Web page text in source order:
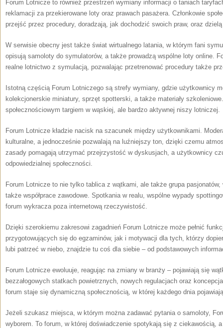
Forum Lotnicze to również przestrzeń wymiany informacji o taniach
reklamacji za przekierowane loty oraz prawach pasażera. Członkowie
przejść przez procedury, doradzają, jak dochodzić swoich praw, oraz
W serwisie obecny jest także świat wirtualnego latania, w którym fani
opisują samoloty do symulatorów, a także prowadzą wspólne loty online.
realne lotnictwo z symulacją, pozwalając przetrenować procedury także
Istotną częścią Forum Lotniczego są strefy wymiany, gdzie użytkownicy
kolekcjonerskie miniatury, sprzęt spotterski, a także materiały
społecznościowym targiem w wąskiej, ale bardzo aktywnej niszy lotniczej.
Forum Lotnicze kładzie nacisk na szacunek między użytkownikami.
kulturalne, a jednocześnie pozwalają na luźniejszy ton, dzięki czemu
zasady pomagają utrzymać przejrzystość w dyskusjach, a użytkownicy
odpowiedzialnej społeczności.
Forum Lotnicze to nie tylko tablica z wątkami, ale także grupa
także współprace zawodowe. Spotkania w realu, wspólne wypady
forum wykracza poza internetową rzeczywistość.
Dzięki szerokiemu zakresowi zagadnień Forum Lotnicze może pełnić
przygotowujących się do egzaminów, jak i motywacji dla tych, którzy
lubi patrzeć w niebo, znajdzie tu coś dla siebie – od podstawowych
Forum Lotnicze ewoluuje, reagując na zmiany w branży – pojawiają się
bezzałogowych statkach powietrznych, nowych regulacjach oraz
forum staje się dynamiczną społecznością, w której każdego dnia
Jeżeli szukasz miejsca, w którym można zadawać pytania o samoloty,
wyborem. To forum, w której doświadczenie spotykają się z ciekawością,